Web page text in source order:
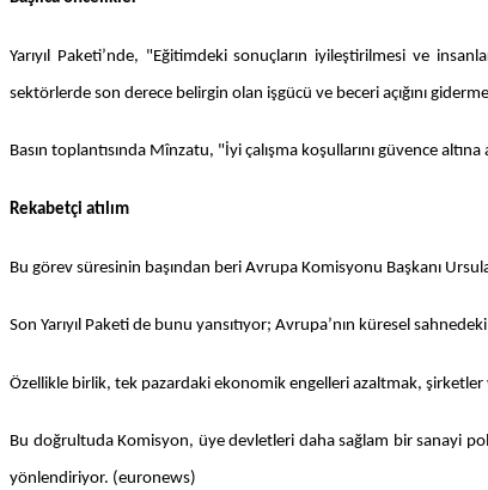
Yarıyıl Paketi’nde, "Eğitimdeki sonuçların iyileştirilmesi ve
sektörlerde son derece belirgin olan işgücü ve beceri açığını
Basın toplantısında Mînzatu, "İyi çalışma koşullarını güvence
Rekabetçi atılım
Bu görev süresinin başından beri Avrupa Komisyonu Başkanı
Son Yarıyıl Paketi de bunu yansıtıyor; Avrupa’nın küresel
Özellikle birlik, tek pazardaki ekonomik engelleri azaltmak, şirketler
Bu doğrultuda Komisyon, üye devletleri daha sağlam bir sanayi
yönlendiriyor. (euronews)